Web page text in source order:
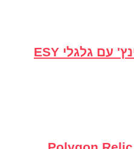
אופני איזון לילדים 12 אינץ' עם גלגלי ESY